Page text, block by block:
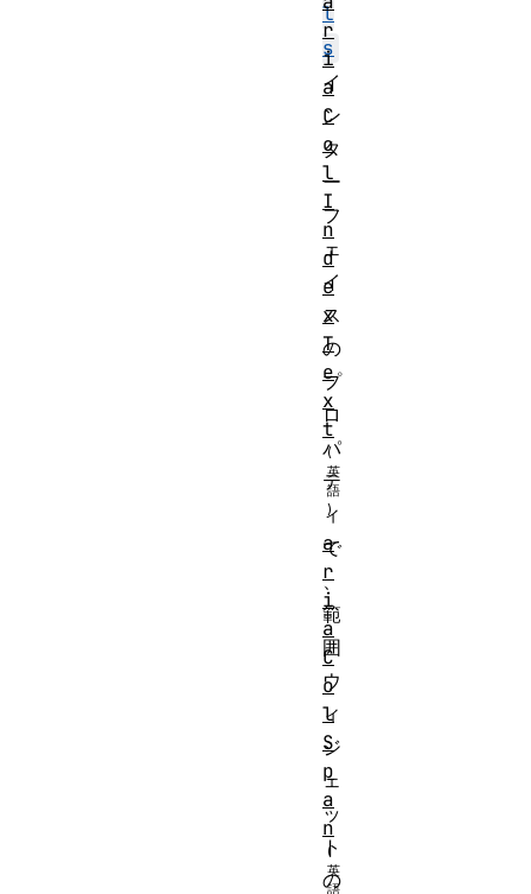
l
s
イ
ン
タ
ー
フ
ェ
イ
ス
の
プ
ロ
パ
テ
ィ
で
、
範
囲
ウ
ィ
ジ
ェ
ッ
ト
の
r
i
a
C
o
l
I
n
d
e
x
T
e
x
t
a
r
i
a
C
o
l
S
p
a
n